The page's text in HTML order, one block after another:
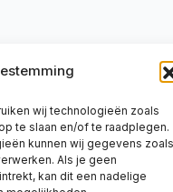
wij technologieën zoals
te slaan en/of te raadplegen.
kunnen wij gegevens zoals
Als je geen
kan dit een nadelige